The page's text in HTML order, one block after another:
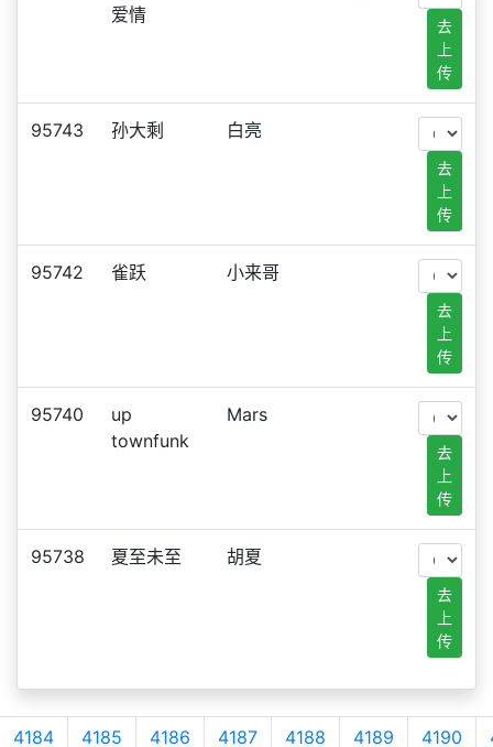
爱情
去
上
传
95743 孙大剩 白亮
去
上
传
95742 雀跃 小来哥
去
上
传
95740
up
townfunk
Mars
去
上
传
95738 夏至未至 胡夏
去
上
传
4184 4185 4186 4187 4188 4189 4190